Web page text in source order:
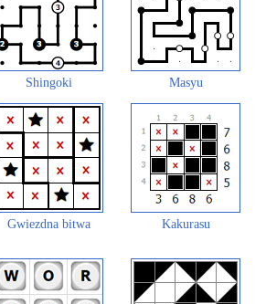
Shingoki Masyu
Gwiezdna bitwa Kakurasu